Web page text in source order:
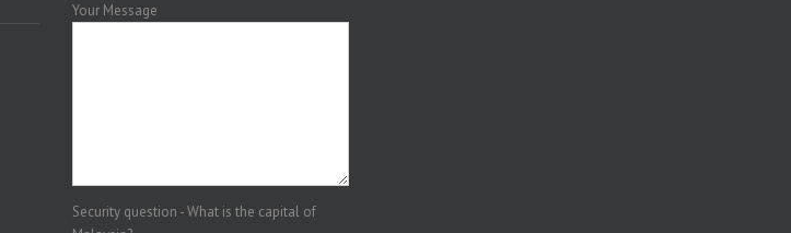
Your Message
Security question - What is the capital of